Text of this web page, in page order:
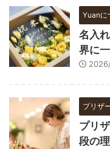
Yuanに
名入
界に
プリザ
プリ
段の